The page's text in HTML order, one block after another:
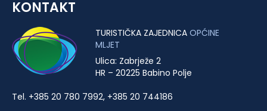
KONTAKT
TURISTIČKA ZAJEDNICA OPĆINE
MLJET
Ulica: Zabrježe 2
HR – 20225 Babino Polje
Tel. +385 20 780 7992, +385 20 744186